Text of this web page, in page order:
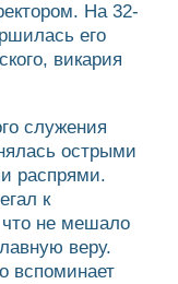
На 32-
его
викария
служения
острыми
распрями.
к
не мешало
веру.
вспоминает